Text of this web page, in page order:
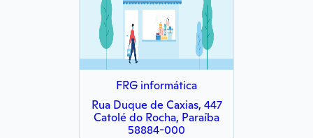
FRG informática
Rua Duque de Caxias, 447
Catolé do Rocha, Paraíba
58884-000